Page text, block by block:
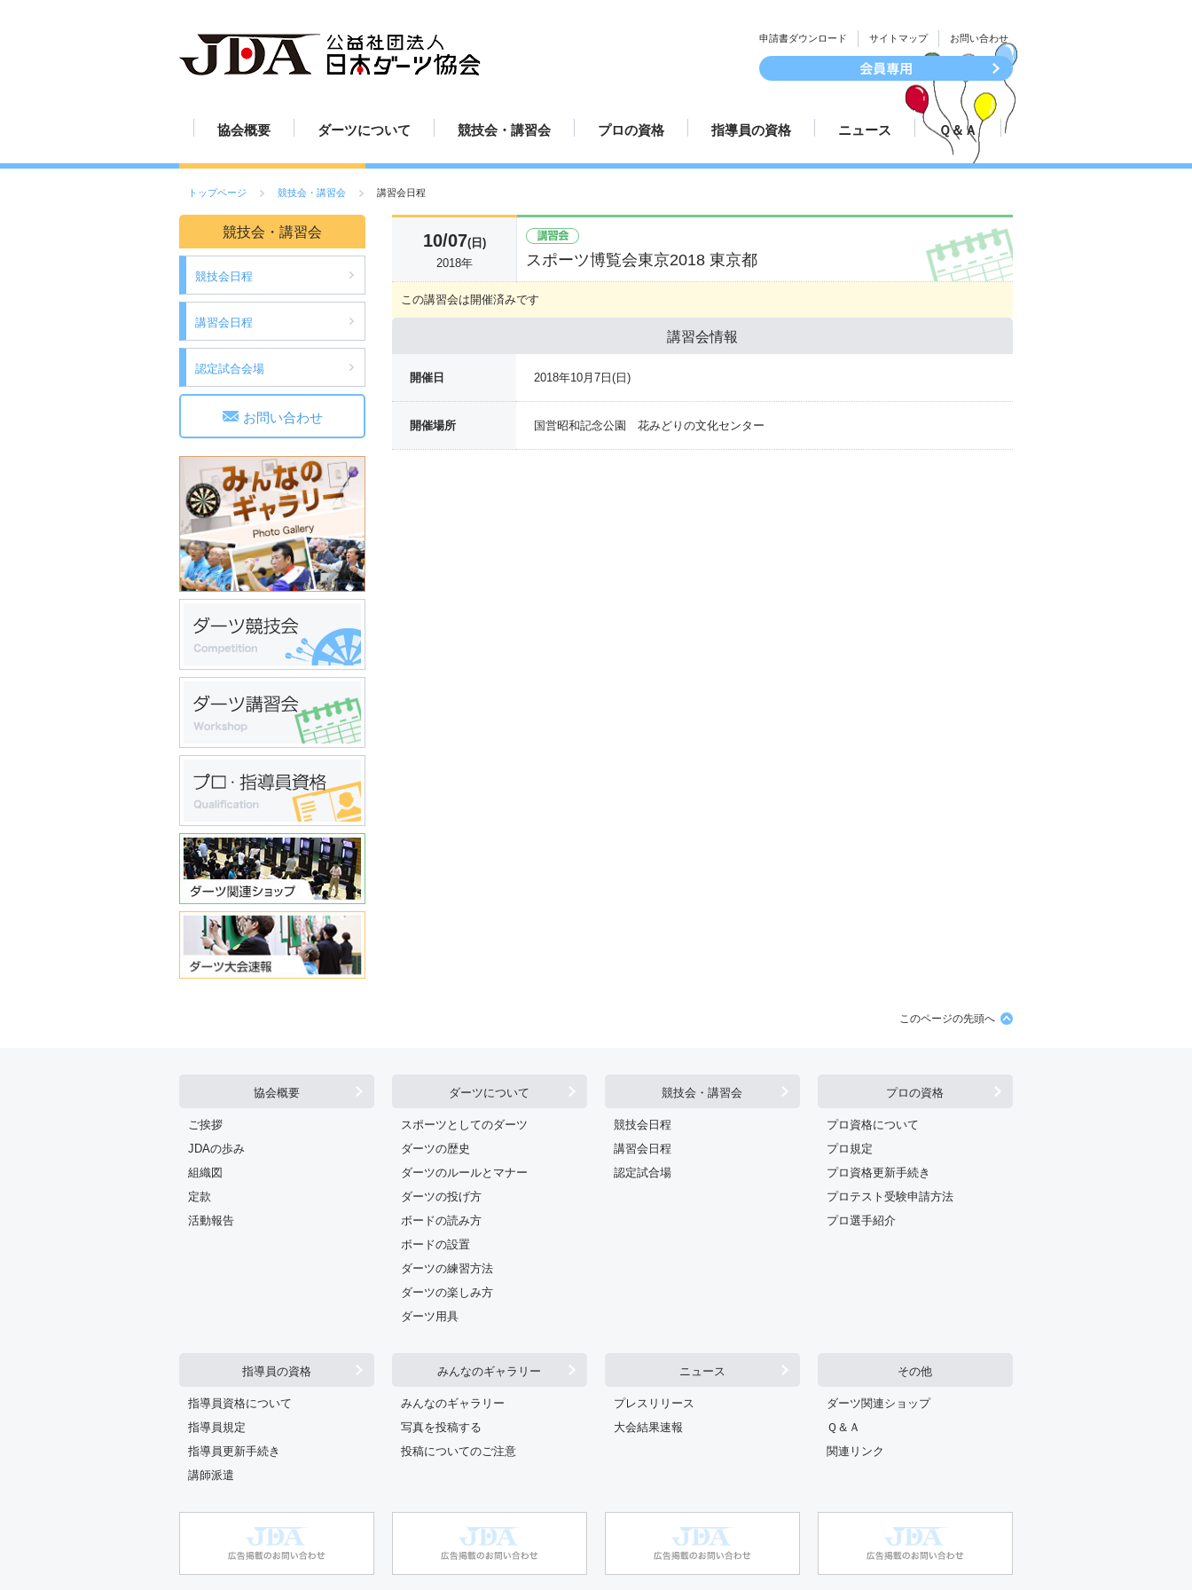
申請書ダウンロード サイトマップ お問い合わせ
協会概要
ご挨拶
JDAの歩み
組織図
定款
活動報告
ダーツについて
スポーツとしてのダーツ
ダーツの歴史
ダーツのルールとマナー
ダーツの投げ方
ボードの読み方
ボードの設置
ダーツの練習方法
ダーツの楽しみ方
ダーツ用具
競技会・講習会
競技会日程
講習会日程
認定試合場
プロの資格
プロ資格について
プロ規定
プロ資格更新手続き
プロテスト受験申請方法
プロ選手紹介
指導員の資格
指導員資格について
指導員規定
指導員更新手続き
講師派遣
ニュース
プレスリリース
大会結果速報
Ｑ＆Ａ
トップページ 競技会・講習会 講習会日程
競技会・講習会
競技会日程
講習会日程
認定試合会場
お問い合わせ
10/07(日)
2018年
スポーツ博覧会東京2018 東京都
この講習会は開催済みです
講習会情報
開催日 2018年10月7日(日)
開催場所 国営昭和記念公園 花みどりの文化センター
このページの先頭へ
協会概要
ご挨拶
JDAの歩み
組織図
定款
活動報告
ダーツについて
スポーツとしてのダーツ
ダーツの歴史
ダーツのルールとマナー
ダーツの投げ方
ボードの読み方
ボードの設置
ダーツの練習方法
ダーツの楽しみ方
ダーツ用具
競技会・講習会
競技会日程
講習会日程
認定試合場
プロの資格
プロ資格について
プロ規定
プロ資格更新手続き
プロテスト受験申請方法
プロ選手紹介
指導員の資格
指導員資格について
指導員規定
指導員更新手続き
講師派遣
みんなのギャラリー
みんなのギャラリー
写真を投稿する
投稿についてのご注意
ニュース
プレスリリース
大会結果速報
その他
ダーツ関連ショップ
Ｑ＆Ａ
関連リンク